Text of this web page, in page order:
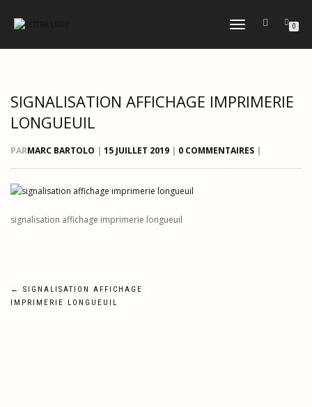
DÉPLIER
NAVIGATION
0
SIGNALISATION AFFICHAGE IMPRIMERIE
LONGUEUIL
PARMARC BARTOLO | 15 JUILLET 2019 | 0 COMMENTAIRES |
signalisation affichage imprimerie longueuil
Navigation
←
SIGNALISATION AFFICHAGE
IMPRIMERIE LONGUEUIL